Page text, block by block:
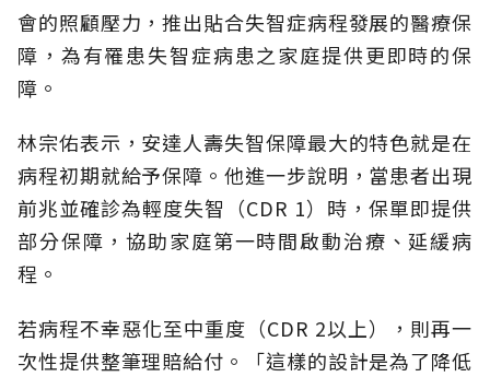
會的照顧壓力，推出貼合失智症病程發展的醫療保
障，為有罹患失智症病患之家庭提供更即時的保
障。
林宗佑表示，安達人壽失智保障最大的特色就是在
病程初期就給予保障。他進一步說明，當患者出現
前兆並確診為輕度失智（CDR 1）時，保單即提供
部分保障，協助家庭第一時間啟動治療、延緩病
程。
若病程不幸惡化至中重度（CDR 2以上），則再一
次性提供整筆理賠給付。「這樣的設計是為了降低